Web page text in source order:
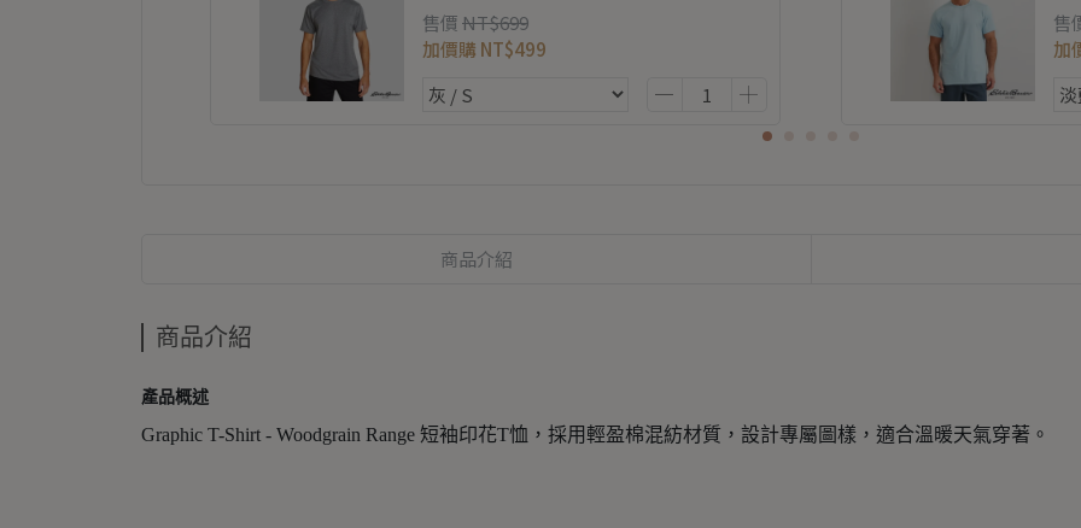
售價NT$699
加價購 NT$499
售
加
商品介紹
商品介紹
產品概述
Graphic T-Shirt - Woodgrain Range 短袖印花T恤，採用輕盈棉混紡材質，設計專屬圖樣，適合溫暖天氣穿著。